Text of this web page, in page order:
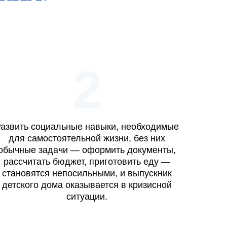
социальные навыки, необходимые
для самостоятельной жизни, без них
задачи — оформить документы,
рассчитать бюджет, приготовить еду —
становятся непосильными, и выпускник
детского дома оказывается в кризисной
ситуации.